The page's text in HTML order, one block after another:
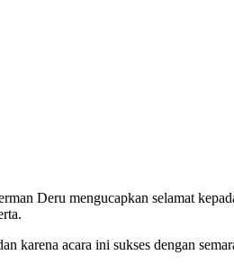
Deru mengucapkan selamat
karena acara ini sukses dengan